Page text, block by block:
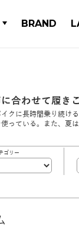
BRAND
合わせて履き
クに長時間乗り続け
っている。また、夏
ゴリー